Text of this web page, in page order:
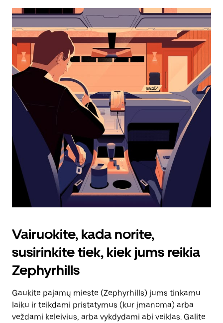
kalendoriuje
datą.
Paspauskite
klavišą
„Escape“,
kad
uždarytumėte
kalendorių.
Vairuokite, kada norite,
susirinkite tiek, kiek jums reikia
Zephyrhills
Gaukite pajamų mieste (Zephyrhills) jums tinkamu
laiku ir teikdami pristatymus (kur įmanoma) arba
veždami keleivius, arba vykdydami abi veiklas. Galite